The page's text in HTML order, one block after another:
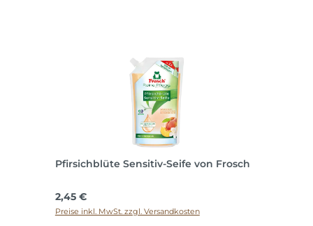
Pfirsichblüte Sensitiv-Seife von Frosch
Regulärer Preis:
2,45 €
Preise inkl. MwSt. zzgl. Versandkosten